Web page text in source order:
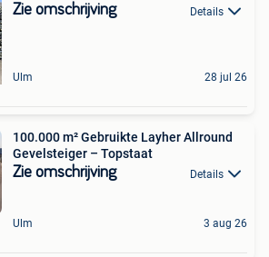
Zie omschrijving Details
Ulm 28 jul 26
100.000 m² Gebruikte Layher Allround
Gevelsteiger – Topstaat
Zie omschrijving Details
Ulm 3 aug 26